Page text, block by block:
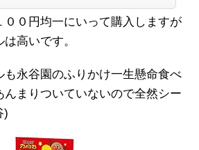
００円均一にいって購入しますが
高いです。
も永谷園のふりかけ一生懸命食べ
んまりついていないので全然シー
)